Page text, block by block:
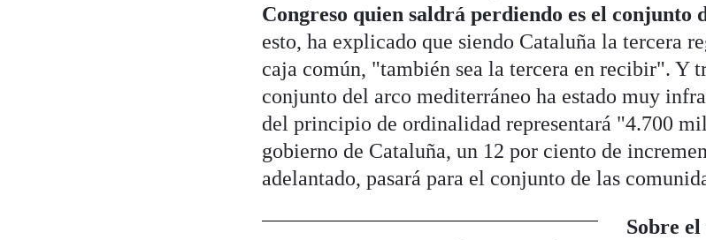
Congreso quien saldrá perdiendo es el conjunto
esto, ha explicado que siendo Cataluña la tercera
caja común, "también sea la tercera en recibir". Y
conjunto del arco mediterráneo ha estado muy
del principio de ordinalidad representará "4.700
gobierno de Cataluña, un 12 por ciento de
adelantado, pasará para el conjunto de las
Sobre el